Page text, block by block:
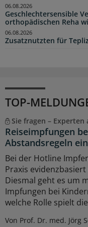
Geschlechtersensible
orthopädischen Reha
06.08.2026
Zusatznutzten für
06.08.2026
TOP-
Sie fragen –
Reiseimpfungen
Abstandsregeln
Bei der Hotline
Praxis
Diesmal geht es um
Impfungen bei
welche Rolle spielt
Von Prof. Dr. med. Jörg